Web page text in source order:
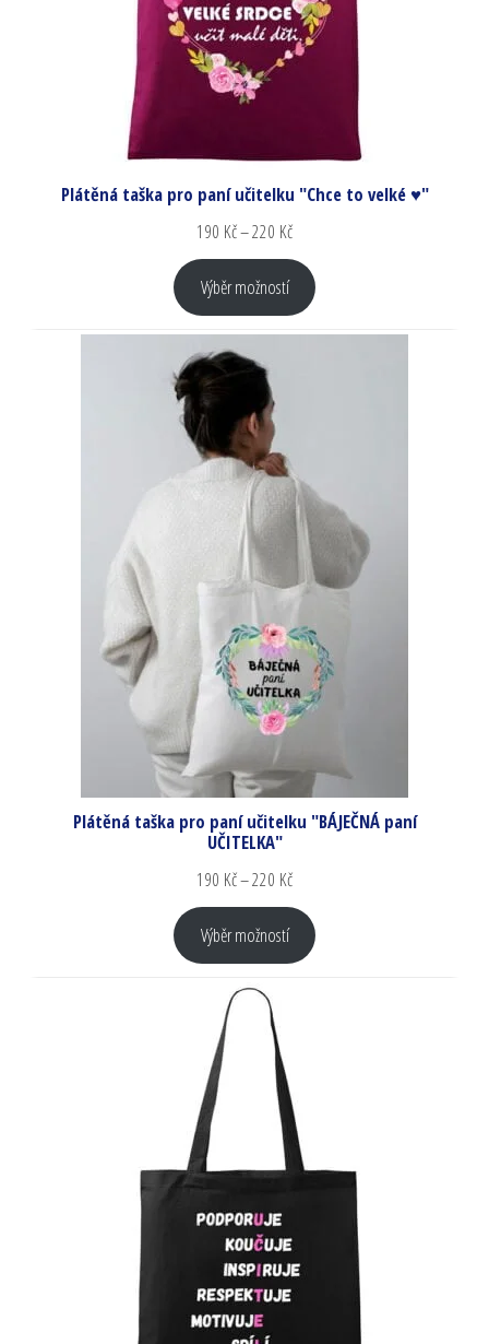
Plátěná taška pro paní učitelku "Chce to velké ♥"
190 Kč–220 Kč
Výběr možností
Plátěná taška pro paní učitelku "BÁJEČNÁ paní
UČITELKA"
190 Kč–220 Kč
Výběr možností